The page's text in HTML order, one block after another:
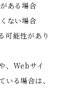
ある場合
ない場合
可能性があり
、Webサイ
いる場合は、